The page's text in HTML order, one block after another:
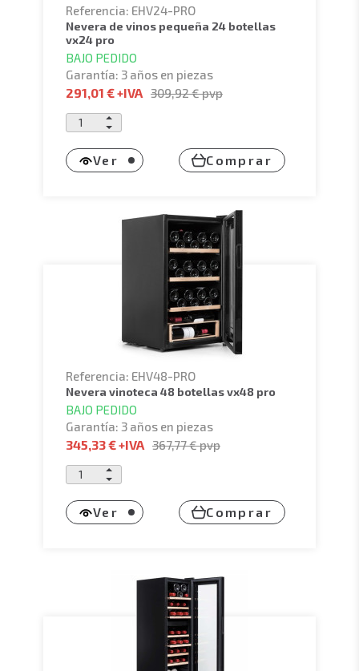
Referencia: EHV24-PRO
nevera de vinos pequeña 24 botellas
vx24 pro
BAJO PEDIDO
Garantía: 3 años en piezas
291,01 €+IVA 309,92 €pvp
Ver Comprar
Referencia: EHV48-PRO
nevera vinoteca 48 botellas vx48 pro
BAJO PEDIDO
Garantía: 3 años en piezas
345,33 €+IVA 367,77 €pvp
Ver Comprar